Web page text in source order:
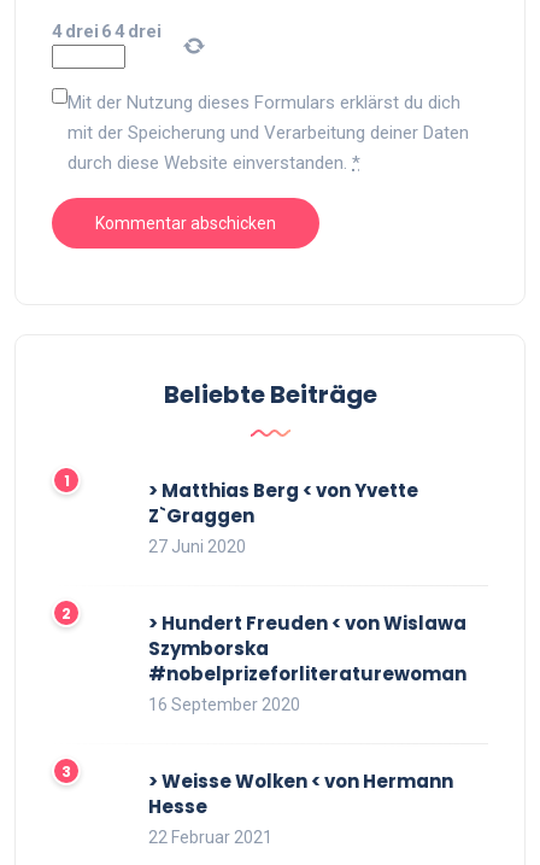
4drei 64drei
Mit der Nutzung dieses Formulars erklärst du dich
mit der Speicherung und Verarbeitung deiner Daten
durch diese Website einverstanden. *
Beliebte Beiträge
> Matthias Berg < von Yvette
Z`Graggen
27 Juni 2020
> Hundert Freuden < von Wislawa
Szymborska
#nobelprizeforliteraturewoman
16 September 2020
> Weisse Wolken < von Hermann
Hesse
22 Februar 2021